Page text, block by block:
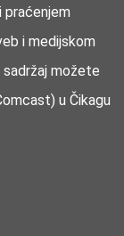
praćenjem
i medijskom
možete
u Čikagu